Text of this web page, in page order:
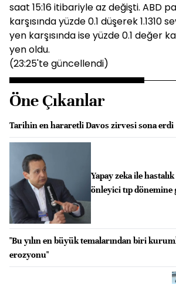
saat 15:16 itibariyle az değişti. ABD
karşısında yüzde 0.1 düşerek 1.1310
yen karşısında ise yüzde 0.1 değer
yen oldu.
(23:25'te güncellendi)
Öne Çıkanlar
Tarihin en hararetli Davos zirvesi sona erdi
Yapay zeka ile
önleyici tıp dönemine
"Bu yılın en büyük temalarından biri
erozyonu"